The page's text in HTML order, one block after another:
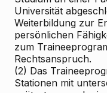
Universität
Weiterbildung zur
persönlichen
zum
Rechtsanspruch.
(2) Das
Stationen mit